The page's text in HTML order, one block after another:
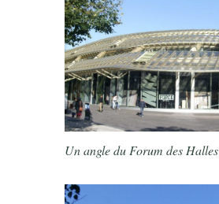
Un angle du Forum des Halles